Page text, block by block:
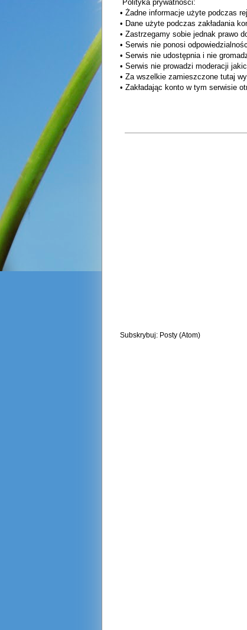
Polityka prywatności:
• Żadne informacje użyte podczas
• Dane użyte podczas zakładania
• Zastrzegamy sobie jednak prawo
• Serwis nie ponosi
• Serwis nie udostępnia i nie
• Serwis nie prowadzi moderacji
• Za wszelkie zamieszczone tutaj
• Zakładając konto w tym serwisie
Subskrybuj: Posty (Atom)